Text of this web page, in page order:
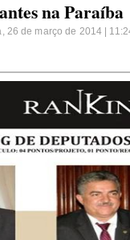
na Paraíba
26 de março de 2014 |